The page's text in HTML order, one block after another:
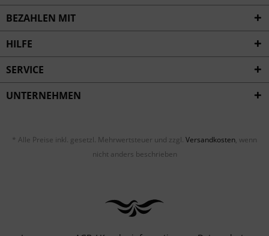
BEZAHLEN MIT
HILFE
SERVICE
UNTERNEHMEN
* Alle Preise inkl. gesetzl. Mehrwertsteuer und zzgl. Versandkosten, wenn
nicht anders beschrieben